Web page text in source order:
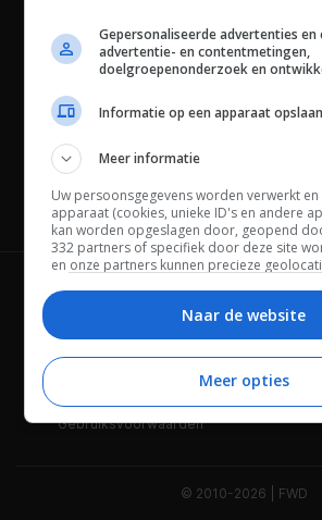
Channels
Wie is FWD
Adverteren
Gebruiksvoorwaarden
© 2010-2026 | FWD
Gepersonaliseerde advertenties
advertentie- en contentmetingen,
doelgroepenonderzoek en
Informatie op een apparaat
Meer informatie
Uw persoonsgegevens worden verwerkt
apparaat (cookies, unieke ID's en andere
kan worden opgeslagen door, geopend
332 partners of specifiek door deze site
en onze partners kunnen precieze
Bepaalde leveranciers kunnen uw
beheren. Zoek onderaan deze pagina of in
een link om uw toestemming te beheren of
privacy- en cookie-instellingen.
Naar de website
Meer opties